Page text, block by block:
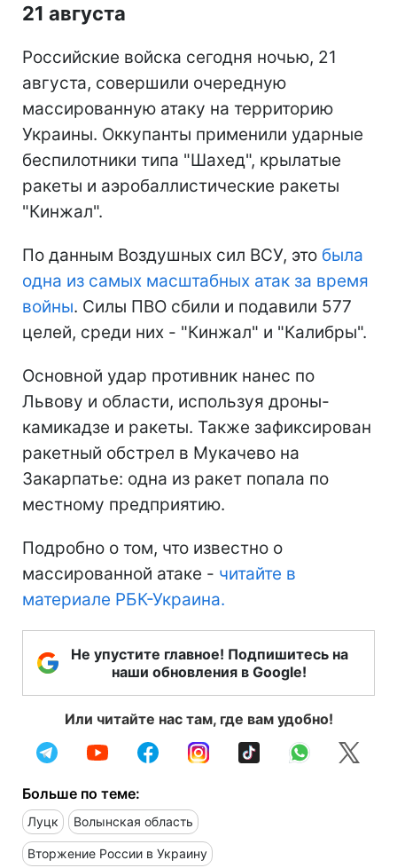
21 августа
Российские войска сегодня ночью, 21
августа, совершили очередную
массированную атаку на территорию
Украины. Оккупанты применили ударные
беспилотники типа "Шахед", крылатые
ракеты и аэробаллистические ракеты
"Кинжал".
По данным Воздушных сил ВСУ, это была
одна из самых масштабных атак за время
войны. Силы ПВО сбили и подавили 577
целей, среди них - "Кинжал" и "Калибры".
Основной удар противник нанес по
Львову и области, используя дроны-
камикадзе и ракеты. Также зафиксирован
ракетный обстрел в Мукачево на
Закарпатье: одна из ракет попала по
местному предприятию.
Подробно о том, что известно о
массированной атаке - читайте в
материале РБК-Украина.
Не упустите главное! Подпишитесь на
наши обновления в Google!
Или читайте нас там, где вам удобно!
Больше по теме:
Луцк Волынская область
Вторжение России в Украину